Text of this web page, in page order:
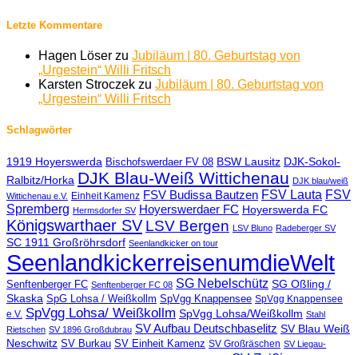
Letzte Kommentare
Hagen Löser zu Jubiläum | 80. Geburtstag von
„Urgestein“ Willi Fritsch
Karsten Stroczek zu Jubiläum | 80. Geburtstag von
„Urgestein“ Willi Fritsch
Schlagwörter
1919 Hoyerswerda Bischofswerdaer FV 08 BSW Lausitz DJK-Sokol-
Ralbitz/Horka DJK Blau-Weiß Wittichenau DJK blau/weiß
Wittichenau e.V. Einheit Kamenz FSV Budissa Bautzen FSV Lauta FSV
Spremberg Hermsdorfer SV Hoyerswerdaer FC Hoyerswerda FC
Königswarthaer SV LSV Bergen LSV Bluno Radeberger SV
SC 1911 Großröhrsdorf Seenlandkicker on tour
SeenlandkickerreisenumdieWelt
Senftenberger FC Senftenberger FC 08 SG Nebelschütz SG Oßling /
Skaska SpG Lohsa / Weißkollm SpVgg Knappensee SpVgg Knappensee
e.V. SpVgg Lohsa/ Weißkollm SpVgg Lohsa/Weißkollm Stahl
Rietschen SV 1896 Großdubrau SV Aufbau Deutschbaselitz SV Blau Weiß
Neschwitz SV Burkau SV Einheit Kamenz SV Großräschen SV Liegau-